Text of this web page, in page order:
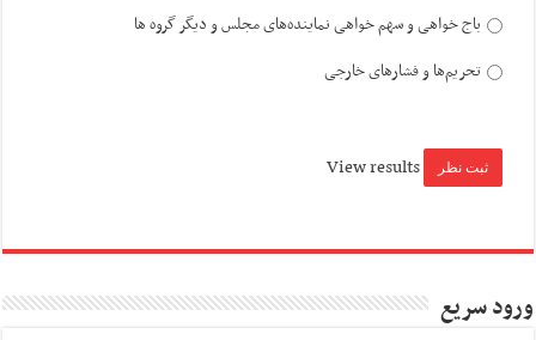
باج خواهی و سهم خواهی نماینده‌های مجلس و دیگر گروه ها
تحریم‌ها و فشارهای خارجی
View results
ورود سریع